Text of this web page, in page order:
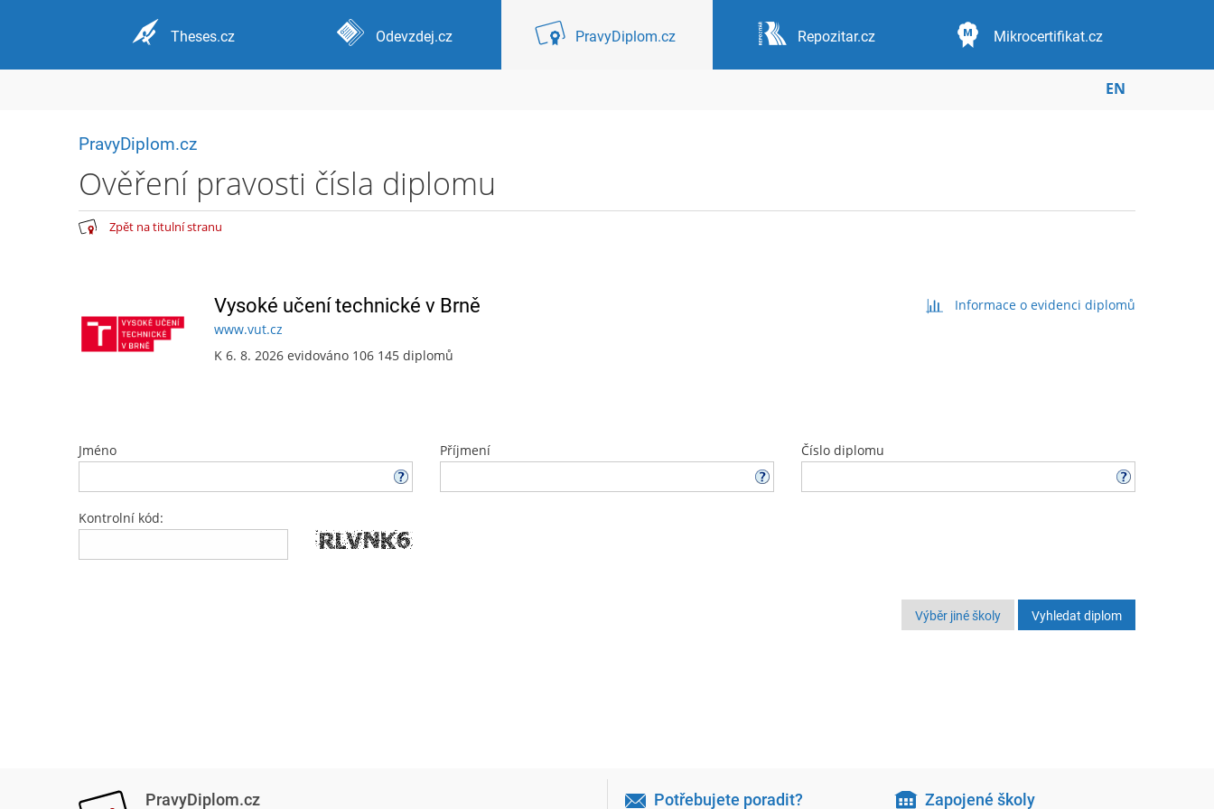
Theses.cz Odevzdej.cz PravyDiplom.cz Repozitar.cz Mikrocertifikat.cz
EN
PravyDiplom.cz
Ověření pravosti čísla diplomu
Zpět na titulní stranu
Vysoké učení technické v Brně
www.vut.cz
K 6. 8. 2026 evidováno 106 145 diplomů
Informace o evidenci diplomů
Jméno Příjmení Číslo diplomu
Kontrolní kód:
Výběr jiné školy
PravyDiplom.cz Potřebujete poradit? Zapojené školy